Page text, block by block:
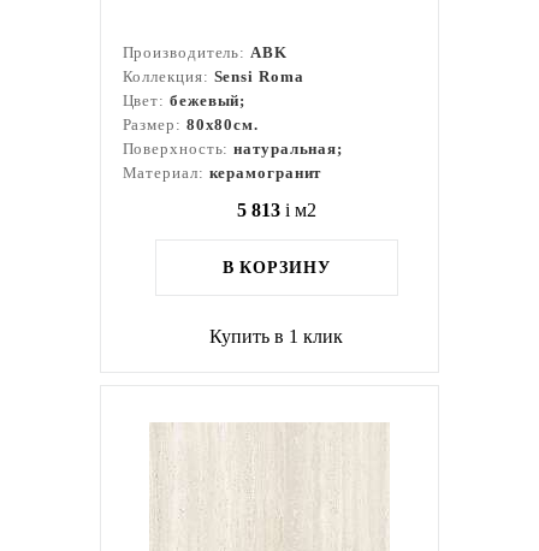
Производитель:ABK
Коллекция: Sensi Roma
Цвет: бежевый;
Размер: 80x80см.
Поверхность:натуральная;
Материал: керамогранит
5 813 i м2
В КОРЗИНУ
Купить в 1 клик